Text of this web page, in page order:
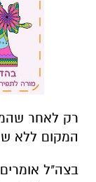
רק לאחר
המקום ללא
בצה"ל